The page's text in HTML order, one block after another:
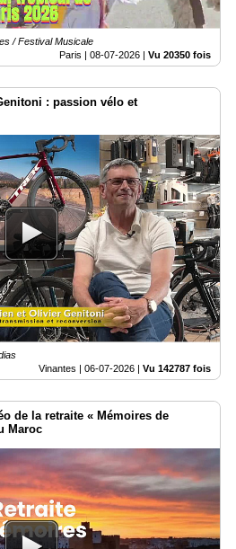
/ Festival Musicale
Paris | 08-07-2026 | Vu 20350 fois
: passion vélo et
Vinantes | 06-07-2026 | Vu 142787 fois
de la retraite « Mémoires de
Maroc